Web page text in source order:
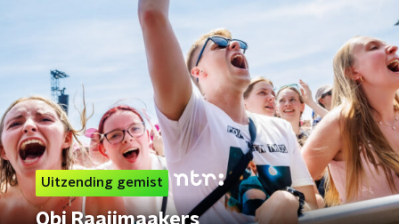
Uitzending gemist
Obi Raaijmaakers